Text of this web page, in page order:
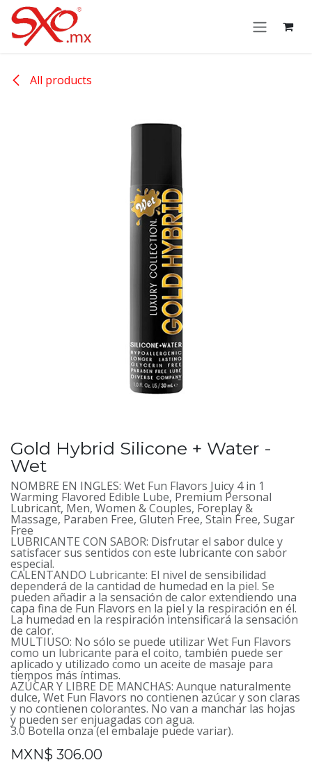
Skip to Content
All products
Gold Hybrid Silicone + Water -
Wet
NOMBRE EN INGLES: Wet Fun Flavors Juicy 4 in 1
Warming Flavored Edible Lube, Premium Personal
Lubricant, Men, Women & Couples, Foreplay &
Massage, Paraben Free, Gluten Free, Stain Free, Sugar
Free
LUBRICANTE CON SABOR: Disfrutar el sabor dulce y
satisfacer sus sentidos con este lubricante con sabor
especial.
CALENTANDO Lubricante: El nivel de sensibilidad
dependerá de la cantidad de humedad en la piel. Se
pueden añadir a la sensación de calor extendiendo una
capa fina de Fun Flavors en la piel y la respiración en él.
La humedad en la respiración intensificará la sensación
de calor.
MULTIUSO: No sólo se puede utilizar Wet Fun Flavors
como un lubricante para el coito, también puede ser
aplicado y utilizado como un aceite de masaje para
tiempos más íntimas.
AZÚCAR Y LIBRE DE MANCHAS: Aunque naturalmente
dulce, Wet Fun Flavors no contienen azúcar y son claras
y no contienen colorantes. No van a manchar las hojas
y pueden ser enjuagadas con agua.
3.0 Botella onza (el embalaje puede variar).
MXN$ 306.00